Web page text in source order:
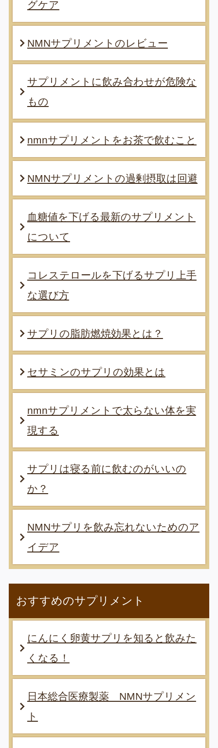
グケア
NMNサプリメントのレビュー
サプリメントに飲み合わせが危険な
もの
nmnサプリメントをお茶で飲むこと
NMNサプリメントの過剰摂取は回避
血糖値を下げる最新のサプリメント
について
コレステロールを下げるサプリ上手
な選び方
サプリの脂肪燃焼効果とは？
セサミンのサプリの効果とは
nmnサプリメントで太らない体を実
現する
サプリは寝る前に飲むのがいいの
か？
NMNサプリを飲み忘れないためのア
イデア
おすすめのサプリメント
にんにく卵黄サプリを知ると飲みた
くなる！
日本総合医療製薬 NMNサプリメン
ト